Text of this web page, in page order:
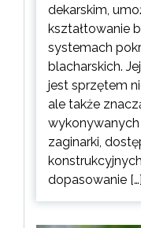
dekarskim,
kształtowanie
systemach
blacharskich.
jest sprzętem
ale także
wykonywanych
zaginarki,
dopasowanie […]